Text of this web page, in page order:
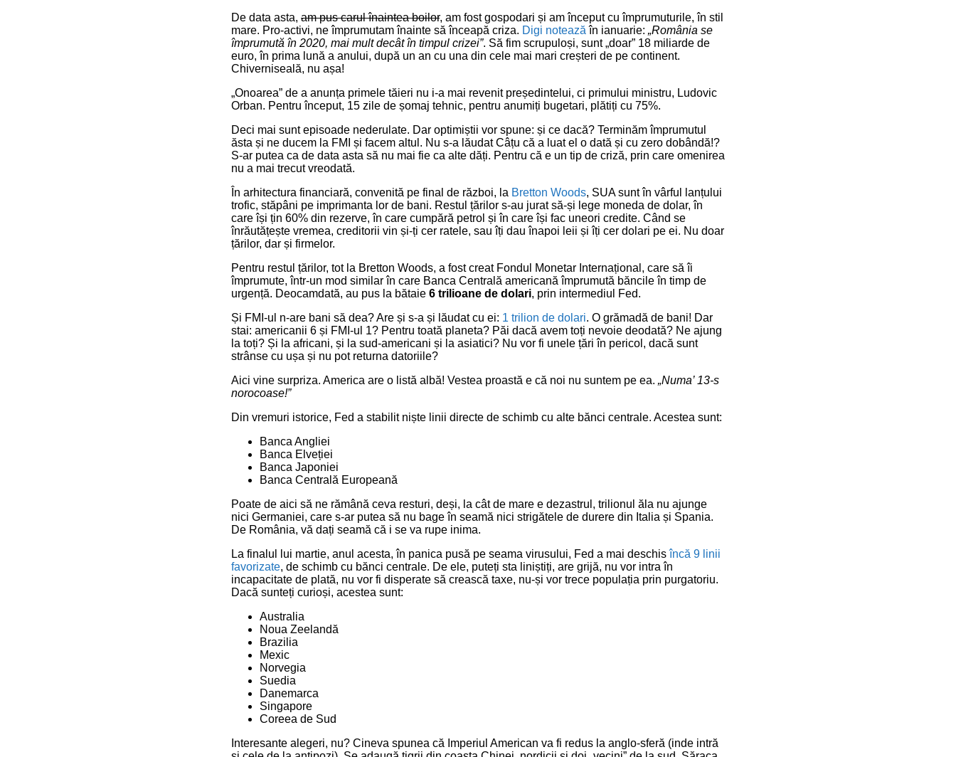
De data asta, am pus carul înaintea boilor, am fost gospodari și am început cu împrumuturile, în stil
mare. Pro-activi, ne împrumutam înainte să înceapă criza. Digi notează în ianuarie: „România se
împrumută în 2020, mai mult decât în timpul crizei”. Să fim scrupuloși, sunt „doar” 18 miliarde de
euro, în prima lună a anului, după un an cu una din cele mai mari creșteri de pe continent.
Chiverniseală, nu așa!
„Onoarea” de a anunța primele tăieri nu i-a mai revenit președintelui, ci primului ministru, Ludovic
Orban. Pentru început, 15 zile de șomaj tehnic, pentru anumiți bugetari, plătiți cu 75%.
Deci mai sunt episoade nederulate. Dar optimiștii vor spune: și ce dacă? Terminăm împrumutul
ăsta și ne ducem la FMI și facem altul. Nu s-a lăudat Câțu că a luat el o dată și cu zero dobândă!?
S-ar putea ca de data asta să nu mai fie ca alte dăți. Pentru că e un tip de criză, prin care omenirea
nu a mai trecut vreodată.
În arhitectura financiară, convenită pe final de război, la Bretton Woods, SUA sunt în vârful lanțului
trofic, stăpâni pe imprimanta lor de bani. Restul țărilor s-au jurat să-și lege moneda de dolar, în
care își țin 60% din rezerve, în care cumpără petrol și în care își fac uneori credite. Când se
înrăutățește vremea, creditorii vin și-ți cer ratele, sau îți dau înapoi leii și îți cer dolari pe ei. Nu doar
țărilor, dar și firmelor.
Pentru restul țărilor, tot la Bretton Woods, a fost creat Fondul Monetar Internațional, care să îi
împrumute, într-un mod similar în care Banca Centrală americană împrumută băncile în timp de
urgență. Deocamdată, au pus la bătaie 6 trilioane de dolari, prin intermediul Fed.
Și FMI-ul n-are bani să dea? Are și s-a și lăudat cu ei: 1 trilion de dolari. O grămadă de bani! Dar
stai: americanii 6 și FMI-ul 1? Pentru toată planeta? Păi dacă avem toți nevoie deodată? Ne ajung
la toți? Și la africani, și la sud-americani și la asiatici? Nu vor fi unele țări în pericol, dacă sunt
strânse cu ușa și nu pot returna datoriile?
Aici vine surpriza. America are o listă albă! Vestea proastă e că noi nu suntem pe ea. „Numa’ 13-s
norocoase!”
Din vremuri istorice, Fed a stabilit niște linii directe de schimb cu alte bănci centrale. Acestea sunt:
Banca Angliei
Banca Elveției
Banca Japoniei
Banca Centrală Europeană
Poate de aici să ne rămână ceva resturi, deși, la cât de mare e dezastrul, trilionul ăla nu ajunge
nici Germaniei, care s-ar putea să nu bage în seamă nici strigătele de durere din Italia și Spania.
De România, vă dați seamă că i se va rupe inima.
La finalul lui martie, anul acesta, în panica pusă pe seama virusului, Fed a mai deschisîncă 9 linii
favorizate, de schimb cu bănci centrale. De ele, puteți sta liniștiți, are grijă, nu vor intra în
incapacitate de plată, nu vor fi disperate să crească taxe, nu-și vor trece populația prin purgatoriu.
Dacă sunteți curioși, acestea sunt:
Australia
Noua Zeelandă
Brazilia
Mexic
Norvegia
Suedia
Danemarca
Singapore
Coreea de Sud
Interesante alegeri, nu? Cineva spunea că Imperiul American va fi redus la anglo-sferă (inde intră